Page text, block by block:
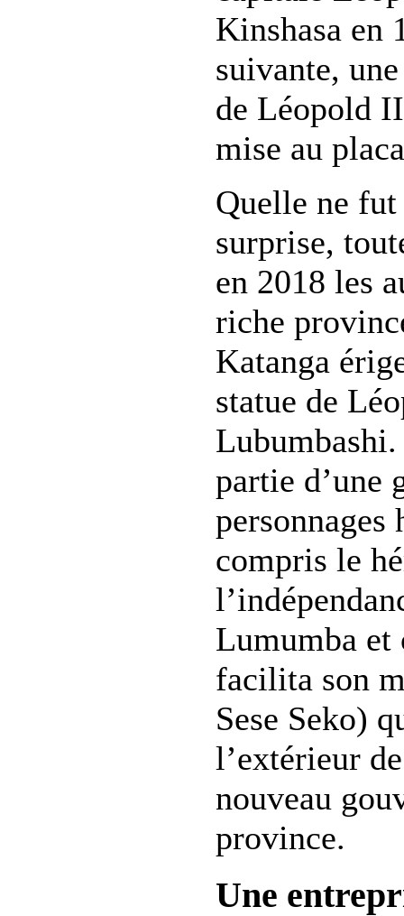
Kinshasa en
suivante,
de Léopold
mise au
Quelle ne fut
surprise,
en 2018 les
riche
Katanga
statue de
partie d’une
compris le
Lumumba
facilita son
Sese Seko)
l’extérieur
nouveau
province.
Une